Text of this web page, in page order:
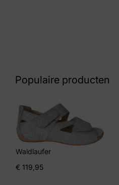
5½
Gabor
Artikelnummer
Populaire producten
Waldlaufer
€ 119,95